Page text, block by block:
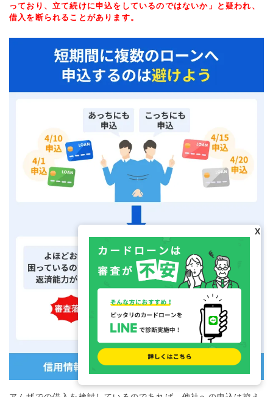
っており、立て続けに申込をしているのではないか」と疑われ、
借入を断られることがあります。
X